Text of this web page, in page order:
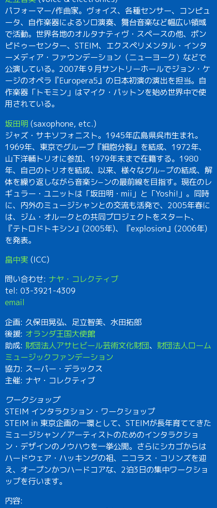
パフォーマー/作曲家。ヴォイス、各種センサー、コンピュ
ータ、自作楽器によるソロ演奏、舞台音楽など幅広い領域
で活動。世界各地のオルタナティヴ・スペースの他、ポン
ピドゥーセンター、STEIM、エクスペリメンタル・インタ
ーメディア・ファウンデーション（ニューヨーク）などで
公演している。2007年９月サントリーホールでジョン・ケ
ージのオペラ『Europera5』の日本初演の演出を担当。自
作楽器「トモミン」はマイク・パットンを始め世界中で使
用されている。
坂田明 (saxophone, etc.)
ジャズ・サキソフォニスト。1945年広島県呉市生まれ。
1969年、東京でグループ『細胞分裂』を結成、1972年、
山下洋輔トリオに参加、1979年末まで在籍する。1980
年、自己のトリオを結成、以来、様々なグル−プの結成、解
体を繰り返しながら音楽シ−ンの最前線を目指す。現在のレ
ギュラー・ユニットは「坂田明・mii」と「Yoshi!」。同時
に、内外のミュージシャンとの交流も活発で、2005年春に
は、ジム・オルークとの共同プロジェクトをスタート、
『テトロドトキシン』(2005年)、『explosion』(2006年)
を発表。
畠中実(ICC)
問い合わせ: ナヤ・コレクティブ
tel: 03-3921-4309
email
企画: 久保田晃弘、足立智美、水田拓郎
後援: オランダ王国大使館
助成: 財団法人アサヒビール芸術文化財団、 財団法人ローム
ミュージックファンデーション
協力: スーパー・デラックス
主催: ナヤ・コレクティブ
ワークショップ
STEIM インタラクション・ワークショップ
STEIM in 東京企画の一環として、STEIMが長年育ててきた
ミュージシャン／アーティストのためのインタラクショ
ン・デザインのノウハウを一挙公開。さらにシカゴからは
ハードウェア・ハッキングの祖、ニコラス・コリンズを迎
え、オープンかつハードコアな、2泊3日の集中ワークショ
ップを行います。
内容: